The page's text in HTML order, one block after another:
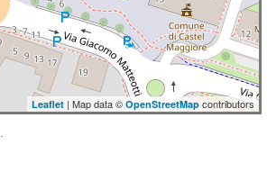
Leaflet | Map data © OpenStreetMap contributors